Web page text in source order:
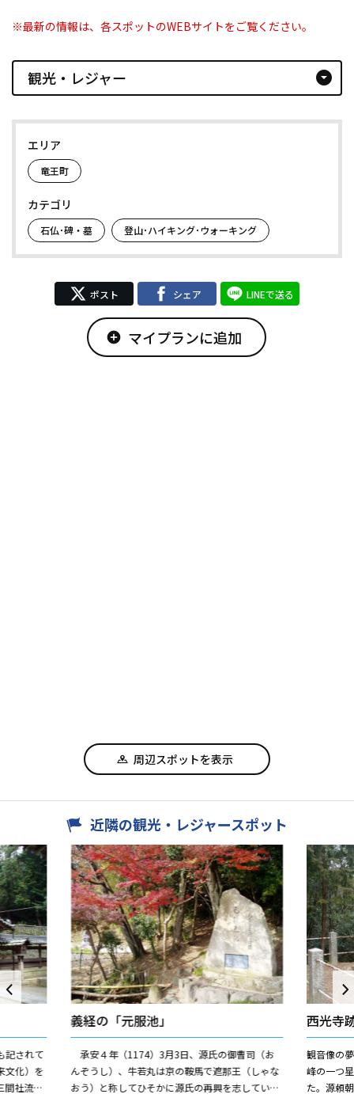
※最新の情報は、各スポットのWEBサイトをご覧ください。
観光・レジャー arrow_drop_down_circle
エリア
竜王町
カテゴリ
石仏･碑・墓 登山･ハイキング･ウォーキング
ポスト シェア LINEで送る
add_circle マイプランに追加
周辺スポットを表示
近隣の観光・レジャースポット
記されて
文化）を
間社流造
義経の「元服池」
承安４年（1174）3月3日、源氏の御曹司（お
んぞうし）、牛若丸は京の鞍馬で遮那王（しゃな
おう）と称してひそかに源氏の再興を志していま
西光寺
観音像の
峰の一つ
た。源頼